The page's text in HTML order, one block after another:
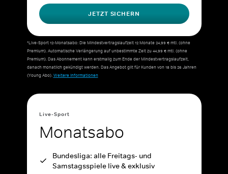
JETZT SICHERN
*Live-Sport 12-Monatsabo: Die Mindestvertragslaufzeit 12 Monate 24,99 € mtl. (ohne
Premium). Automatische Verlängerung auf unbestimmte Zeit zu 44,99 € mtl. (ohne
Premium). Das Abonnement kann erstmalig zum Ende der Mindestvertragslaufzeit,
danach monatlich gekündigt werden. Das Angebot gilt für Kunden von 18 bis 26 Jahren
(Young Abo).Weitere Informationen
Live-Sport
Monatsabo
Bundesliga: alle Freitags- und
Samstagsspiele live & exklusiv